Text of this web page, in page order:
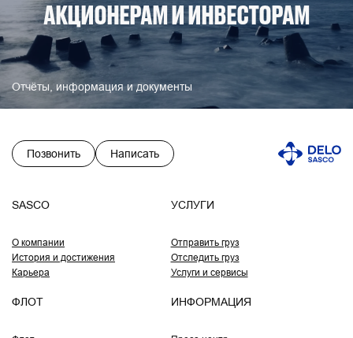
АКЦИОНЕРАМ И ИНВЕСТОРАМ
Отчёты, информация и документы
Позвонить Написать
SASCO
О компании
История и достижения
Карьера
УСЛУГИ
Отправить груз
Отследить груз
Услуги и сервисы
ФЛОТ ИНФОРМАЦИЯ